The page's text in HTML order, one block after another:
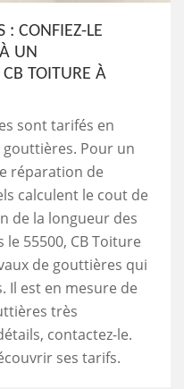
: CONFIEZ-LE
UN
TOITURE À
sont tarifés en
Pour un
réparation de
calculent le cout de
de la longueur des
55500, CB Toiture
de gouttières qui
Il est en mesure de
très
contactez-le.
ses tarifs.